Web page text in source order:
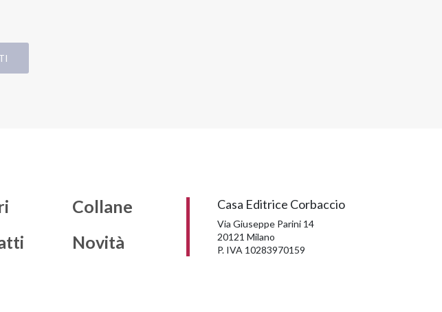
Collane
Novità
Casa Editrice Corbaccio
Via Giuseppe Parini 14
20121 Milano
P. IVA 10283970159